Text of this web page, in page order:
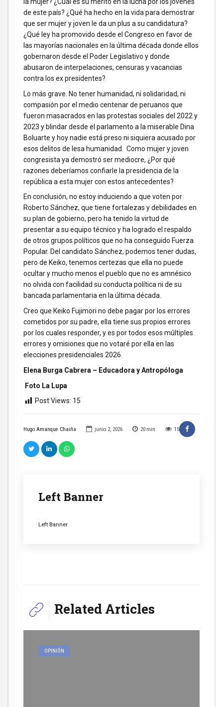
Hugo Amanque Chaiña junio 2, 2026 20 min 15
Left Banner
Left Banner
de este país? ¿Qué ha hecho en la vida para demostrar
que ser mujer y joven le da un plus a su candidatura?
¿Qué ley ha promovido desde el Congreso en favor de
las mayorías nacionales en la última década donde ellos
gobernaron desde el Poder Legislativo y donde
abusaron de interpelaciones, censuras y vacancias
contra los ex presidentes?
Lo más grave. No tener humanidad, ni solidaridad, ni
compasión por el medio centenar de peruanos que
fueron masacrados en las protestas sociales del 2022 y
2023 y blindar desde el parlamento a la miserable Dina
Boluarte y hoy nadie está preso ni siquiera acusado por
esos delitos de lesa humanidad. Como mujer y joven
congresista ya demostró ser mediocre, ¿Por qué
razones deberíamos confiarle la presidencia de la
república a esta mujer con estos antecedentes?
En conclusión, no estoy induciendo a que voten por
Roberto Sánchez, que tiene fortalezas y debilidades en
su plan de gobierno, pero ha tenido la virtud de
presentar a su equipo técnico y ha logrado el respaldo
de otros grupos políticos que no ha conseguido Fuerza
Popular. Del candidato Sánchez, podemos tener dudas,
pero de Keiko, tenemos certezas que ella no puede
ocultar y mucho menos el pueblo que no es amnésico
no olvida con facilidad su conducta política ni de su
bancada parlamentaria en la última década.
Creo que Keiko Fujimori no debe pagar por los errores
cometidos por su padre, ella tiene sus propios errores
por los cuales responder, y es por todos esos múltiples
errores y omisiones que no votaré por ella en las
elecciones presidenciales 2026.
Elena Burga Cabrera – Educadora y Antropóloga
Foto La Lupa
Post Views: 15
Related Articles
OPINIÓN